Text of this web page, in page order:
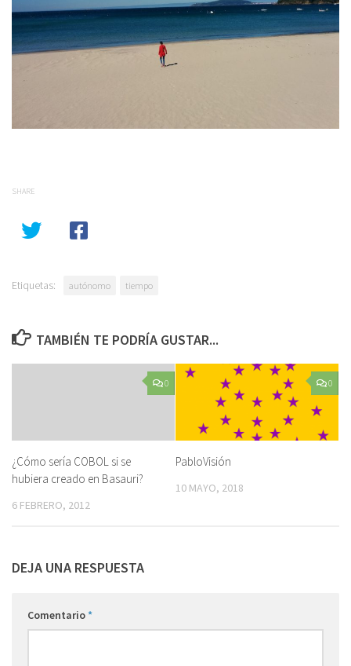
SHARE
Etiquetas: autónomo tiempo
TAMBIÉN TE PODRÍA GUSTAR...
0
¿Cómo sería COBOL si se
hubiera creado en Basauri?
6 FEBRERO, 2012
0
PabloVisión
10 MAYO, 2018
DEJA UNA RESPUESTA
Comentario*